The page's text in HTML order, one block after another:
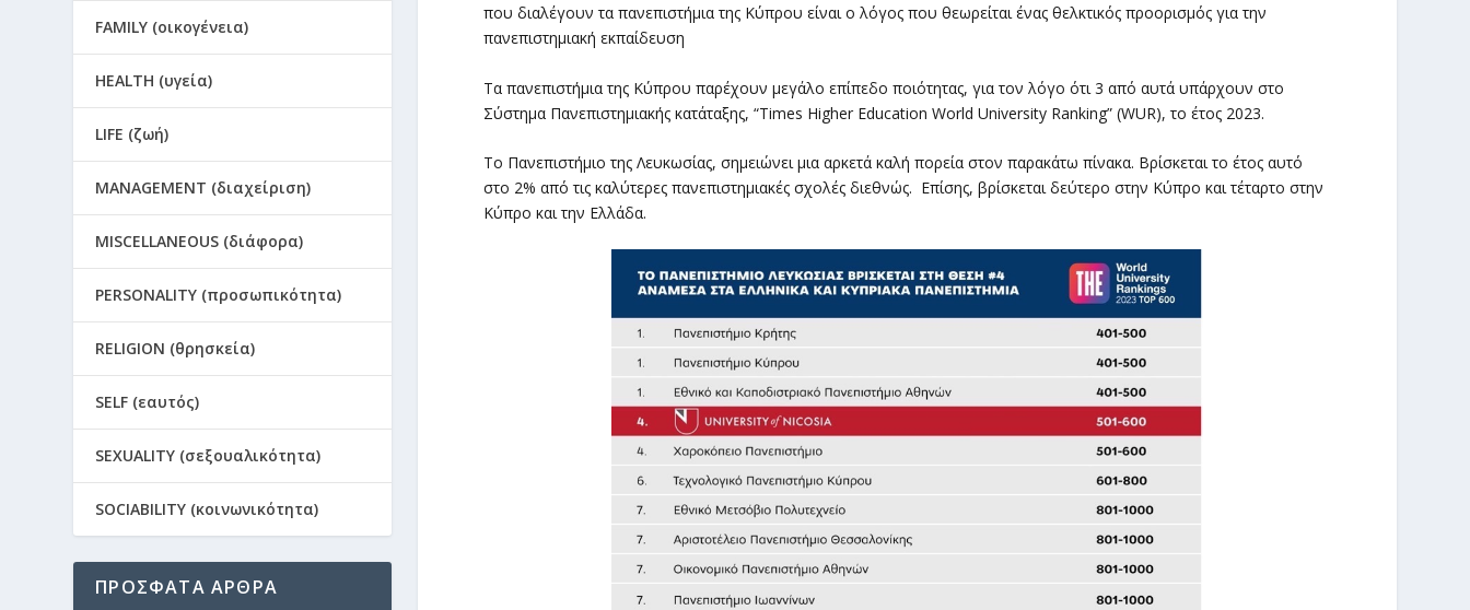
που διαλέγουν τα πανεπιστήμια της Κύπρου είναι ο λόγος που θεωρείται ένας θελκτικός προορισμός για την
πανεπιστημιακή εκπαίδευση
Τα πανεπιστήμια της Κύπρου παρέχουν μεγάλο επίπεδο ποιότητας, για τον λόγο ότι 3 από αυτά υπάρχουν στο
Σύστημα Πανεπιστημιακής κατάταξης, “Times Higher Education World University Ranking” (WUR), το έτος 2023.
Το Πανεπιστήμιο της Λευκωσίας, σημειώνει μια αρκετά καλή πορεία στον παρακάτω πίνακα. Βρίσκεται το έτος αυτό
στο 2% από τις καλύτερες πανεπιστημιακές σχολές διεθνώς. Επίσης, βρίσκεται δεύτερο στην Κύπρο και τέταρτο στην
Κύπρο και την Ελλάδα.
FAMILY (οικογένεια)
HEALTH (υγεία)
LIFE (ζωή)
MANAGEMENT (διαχείριση)
MISCELLANEOUS (διάφορα)
PERSONALITY (προσωπικότητα)
RELIGION (θρησκεία)
SELF (εαυτός)
SEXUALITY (σεξουαλικότητα)
SOCIABILITY (κοινωνικότητα)
ΠΡΟΣΦΑΤΑ ΑΡΘΡΑ